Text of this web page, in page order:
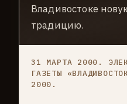
Владивостоке
традицию.
31 МАРТА 2000.
ГАЗЕТЫ
2000.